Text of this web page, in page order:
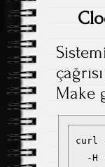
Make
curl
-H